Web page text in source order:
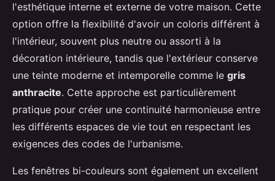
l'esthétique interne et externe de votre maison. Cette
option offre la flexibilité d'avoir un coloris différent à
l'intérieur, souvent plus neutre ou assorti à la
décoration intérieure, tandis que l'extérieur conserve
une teinte moderne et intemporelle comme le gris
anthracite. Cette approche est particulièrement
pratique pour créer une continuité harmonieuse entre
les différents espaces de vie tout en respectant les
exigences des codes de l'urbanisme.
Les fenêtres bi-couleurs sont également un excellent